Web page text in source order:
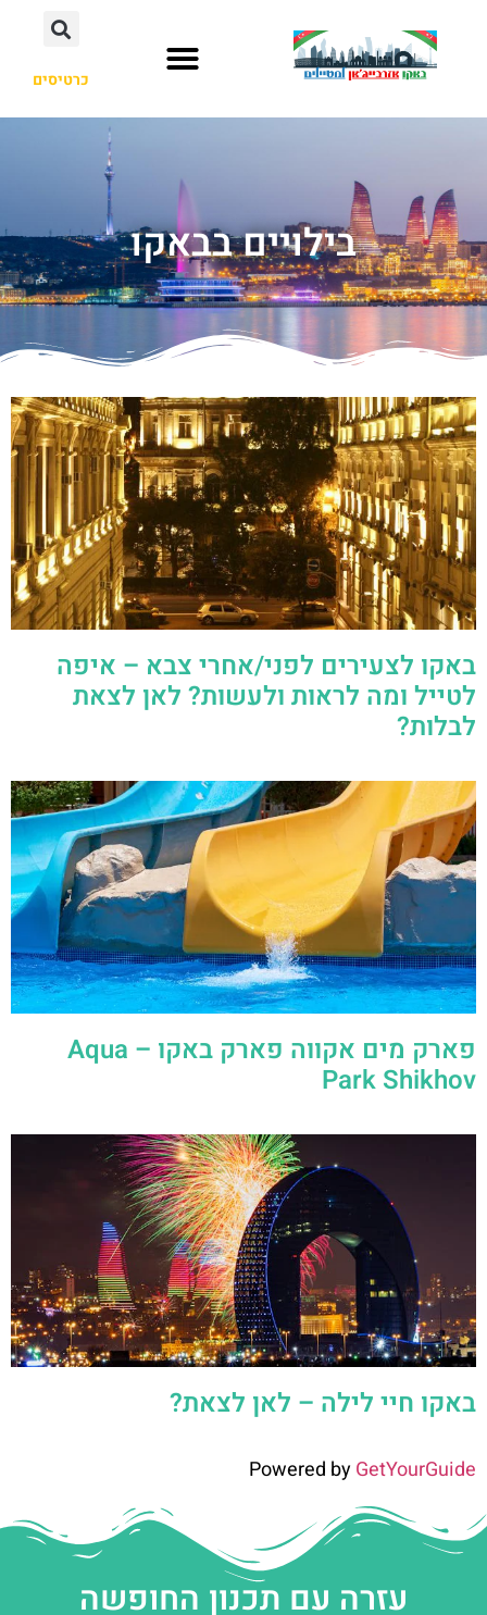
כרטיסים
בילויים בבאקו
באקו לצעירים לפני/אחרי צבא – איפה
לטייל ומה לראות ולעשות? לאן לצאת
לבלות?
פארק מים אקווה פארק באקו – Aqua
Park Shikhov
באקו חיי לילה – לאן לצאת?
Powered byGetYourGuide
עזרה עם תכנון החופשה